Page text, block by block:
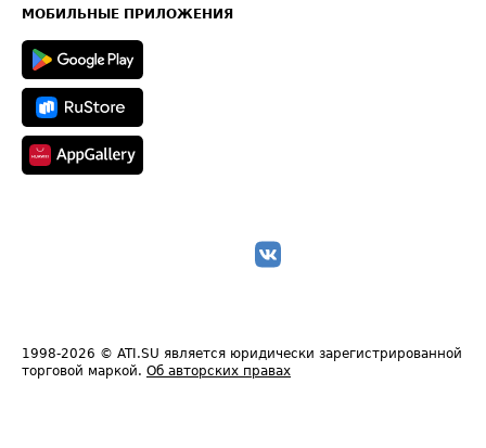
Техническая информация
МОБИЛЬНЫЕ ПРИЛОЖЕНИЯ
1998-2026 © ATI.SU является юридически зарегистрированной
торговой маркой. Об авторских правах